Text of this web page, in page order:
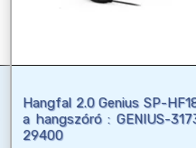
Hangfal 2.0 Genius SP-
a hangszóró : GENIUS-
29400